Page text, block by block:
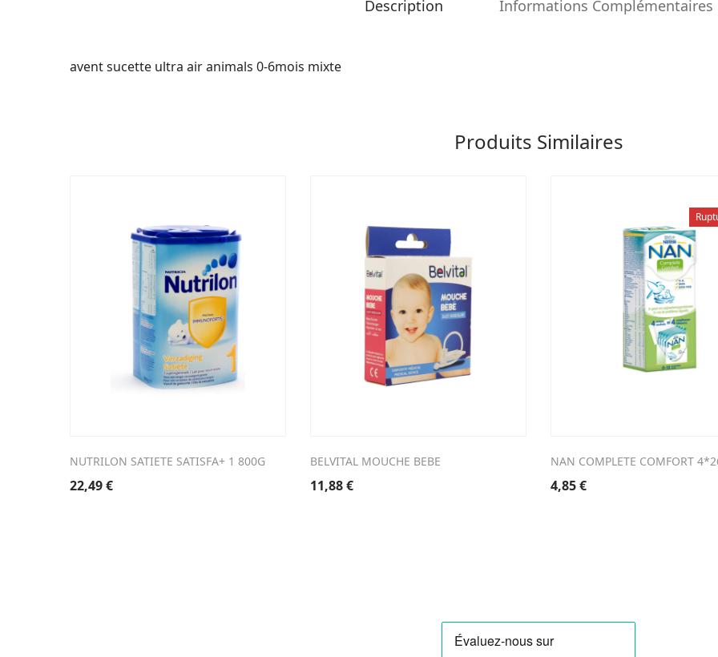
Description Informations Complémentaires
avent sucette ultra air animals 0-6mois mixte
Produits Similaires
NUTRILON SATIETE SATISFA+ 1 800G
22,49€
BELVITAL MOUCHE BEBE
11,88€
NAN COMPLETE COMFORT
4,85€